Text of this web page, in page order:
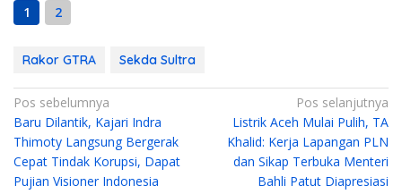
1
2
Rakor GTRA Sekda Sultra
N
a
v
i
Pos sebelumnya
Baru Dilantik, Kajari Indra
Thimoty Langsung Bergerak
Cepat Tindak Korupsi, Dapat
Pujian Visioner Indonesia
Pos selanjutnya
Listrik Aceh Mulai Pulih, TA
Khalid: Kerja Lapangan PLN
dan Sikap Terbuka Menteri
Bahli Patut Diapresiasi